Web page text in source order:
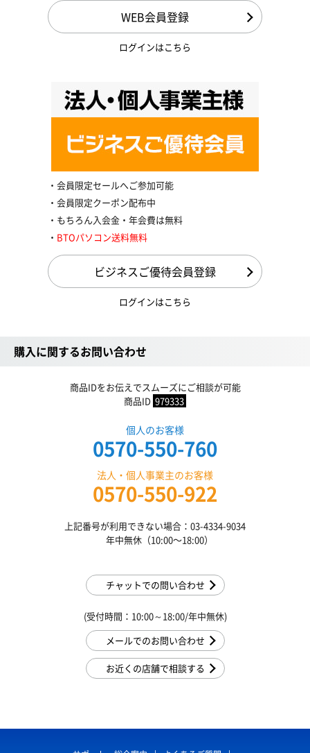
WEB会員登録
ログインはこちら
会員限定セールへご参加可能
会員限定クーポン配布中
もちろん入会金・年会費は無料
BTOパソコン送料無料
ビジネスご優待会員登録
ログインはこちら
購入に関するお問い合わせ
商品IDをお伝えでスムーズにご相談が可能
商品ID 979333
個人のお客様
0570-550-760
法人・個人事業主のお客様
0570-550-922
上記番号が利用できない場合：03-4334-9034
年中無休（10:00〜18:00）
チャットでの問い合わせ
(受付時間：10:00～18:00/年中無休)
メールでのお問い合わせ
お近くの店舗で相談する